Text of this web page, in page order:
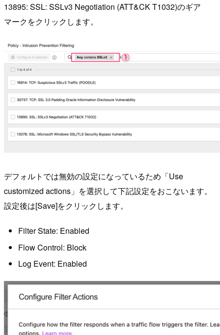
13895: SSL: SSLv3 Negotiation (ATT&CK T1032)のギア
マークをクリックします。
デフォルトでは無効の設定になっているため「Use
customized actions」を選択して下記設定をおこないます。
設定後は[Save]をクリックします。
Filter State: Enabled
Flow Control: Block
Log Event: Enabled